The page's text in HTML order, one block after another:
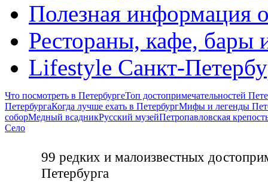
Полезная информация
Рестораны, кафе, бары
Lifestyle Санкт-
Что посмотреть в ПетербургеТоп достопримечательностей
ПетербургаКогда лучше ехать в ПетербургМифы и легенды
соборМедный всадникРусский музейПетропавловская
Село
99 редких и малоизвестных
Петербурга